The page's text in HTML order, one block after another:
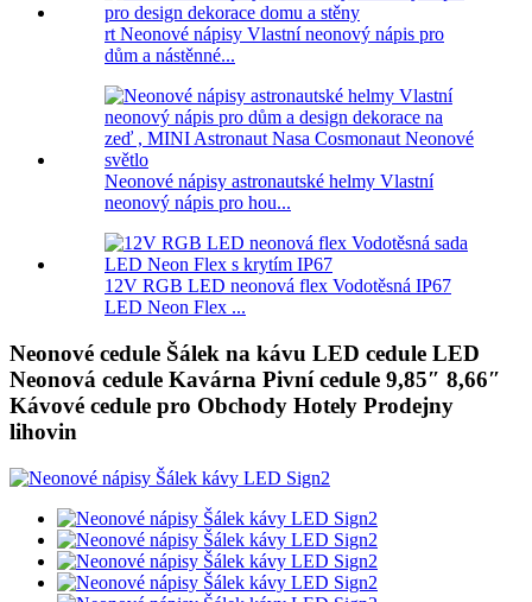
rt Neonové nápisy Vlastní neonový nápis pro
dům a nástěnné...
Neonové nápisy astronautské helmy Vlastní
neonový nápis pro hou...
12V RGB LED neonová flex Vodotěsná IP67
LED Neon Flex ...
Neonové cedule Šálek na kávu LED cedule LED
Neonová cedule Kavárna Pivní cedule 9,85″ 8,66″
Kávové cedule pro Obchody Hotely Prodejny
lihovin